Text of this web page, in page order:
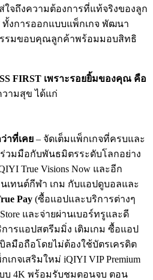
ใจถึงความต้องการที่แท้จริงของลูก
งการออกแบบแพ็กเกจ พัฒนา
รมขอบคุณลูกค้าพร้อมมอบสิทธิ
FIRST เพราะรอยยิ้มของคุณ คือ
ามสุข ได้แก่
าที่เคย – จัดเต็มแพ็กเกจที่ครบและ
วมมือกับพันธมิตรระดับโลกอย่าง
True Visions Now และอีก
เทนต์กีฬา เกม กับแอปดูบอลและ
Pay (ซื้อแอปและบริการต่างๆ
Store และจ่ายผ่านเบอร์ทรูและดี
ารแอปสตรีมมิ่ง เติมเกม ซื้อแอป
ลมือถือโดยไม่ต้องใช้บัตรเครดิต
กจเสริมใหม่ iQIYI VIP Premium
บ 4K พร้อมรับชมตอนจบ ตอน